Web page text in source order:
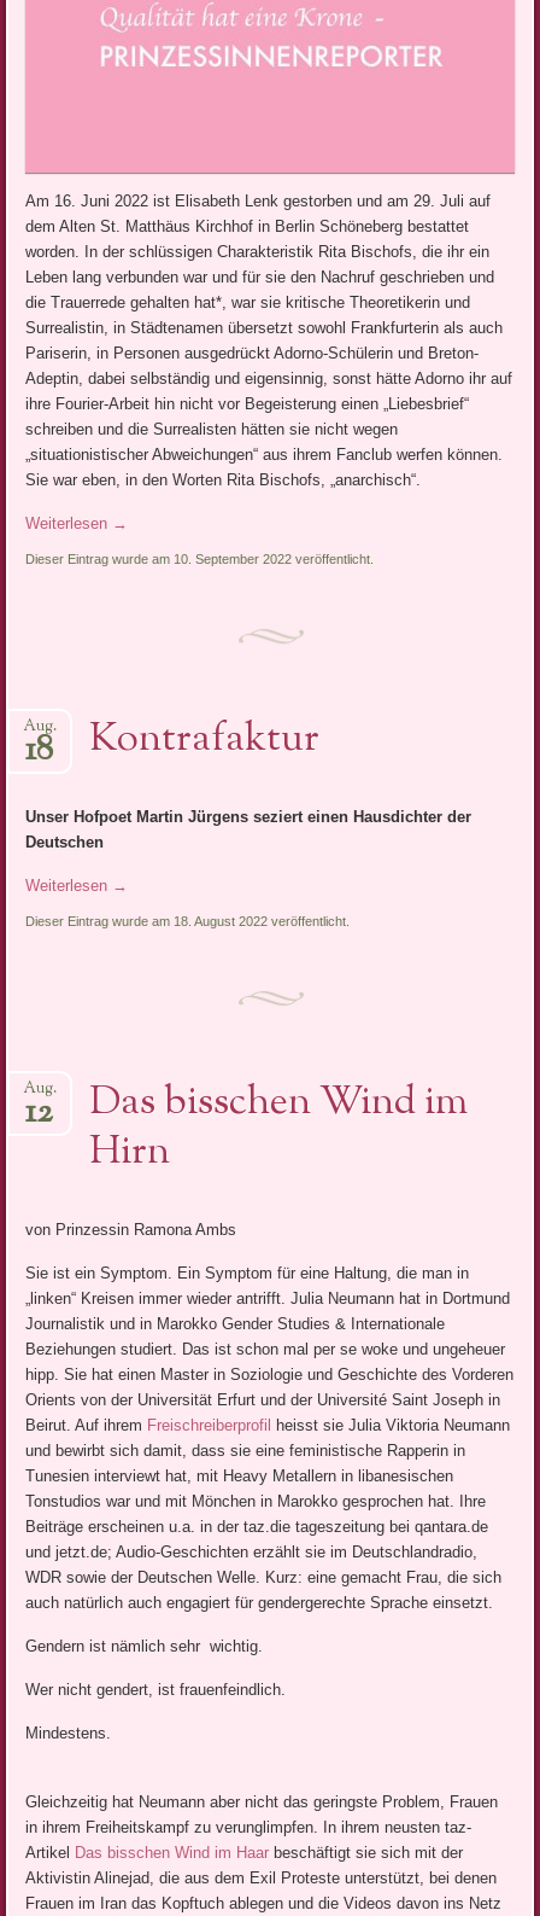
Am 16. Juni 2022 ist Elisabeth Lenk gestorben und am 29. Juli auf
dem Alten St. Matthäus Kirchhof in Berlin Schöneberg bestattet
worden. In der schlüssigen Charakteristik Rita Bischofs, die ihr ein
Leben lang verbunden war und für sie den Nachruf geschrieben und
die Trauerrede gehalten hat*, war sie kritische Theoretikerin und
Surrealistin, in Städtenamen übersetzt sowohl Frankfurterin als auch
Pariserin, in Personen ausgedrückt Adorno-Schülerin und Breton-
Adeptin, dabei selbständig und eigensinnig, sonst hätte Adorno ihr auf
ihre Fourier-Arbeit hin nicht vor Begeisterung einen „Liebesbrief“
schreiben und die Surrealisten hätten sie nicht wegen
„situationistischer Abweichungen“ aus ihrem Fanclub werfen können.
Sie war eben, in den Worten Rita Bischofs, „anarchisch“.
Weiterlesen →
Dieser Eintrag wurde am 10. September 2022 veröffentlicht.
Kontrafaktur
Aug.
18
Unser Hofpoet Martin Jürgens seziert einen Hausdichter der
Deutschen
Weiterlesen →
Dieser Eintrag wurde am 18. August 2022 veröffentlicht.
Das bisschen Wind im
Hirn
Aug.
12
von Prinzessin Ramona Ambs
Sie ist ein Symptom. Ein Symptom für eine Haltung, die man in
„linken“ Kreisen immer wieder antrifft. Julia Neumann hat in Dortmund
Journalistik und in Marokko Gender Studies & Internationale
Beziehungen studiert. Das ist schon mal per se woke und ungeheuer
hipp. Sie hat einen Master in Soziologie und Geschichte des Vorderen
Orients von der Universität Erfurt und der Université Saint Joseph in
Beirut. Auf ihrem Freischreiberprofil
heisst sie Julia Viktoria Neumann
und bewirbt sich damit, dass sie eine feministische Rapperin in
Tunesien interviewt hat, mit Heavy Metallern in libanesischen
Tonstudios war und mit Mönchen in Marokko gesprochen hat. Ihre
Beiträge erscheinen u.a. in der taz.die tageszeitung bei qantara.de
und jetzt.de; Audio-Geschichten erzählt sie im Deutschlandradio,
WDR sowie der Deutschen Welle. Kurz: eine gemacht Frau, die sich
auch natürlich auch engagiert für gendergerechte Sprache einsetzt.
Gendern ist nämlich sehr wichtig.
Wer nicht gendert, ist frauenfeindlich.
Mindestens.
Gleichzeitig hat Neumann aber nicht das geringste Problem, Frauen
in ihrem Freiheitskampf zu verunglimpfen. In ihrem neusten taz-
Artikel Das bisschen Wind im Haar beschäftigt sie sich mit der
Aktivistin Alinejad, die aus dem Exil Proteste unterstützt, bei denen
Frauen im Iran das Kopftuch ablegen und die Videos davon ins Netz